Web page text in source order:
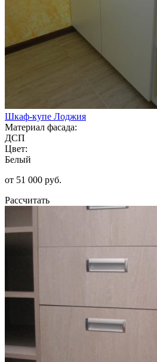
Шкаф-купе Лоджия
Материал фасада:
ДСП
Цвет:
Белый
от 51 000 руб.
Рассчитать